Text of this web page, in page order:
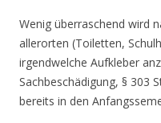
Wenig überraschend wird
allerorten (Toiletten,
irgendwelche Aufkleber
Sachbeschädigung, § 303
bereits in den